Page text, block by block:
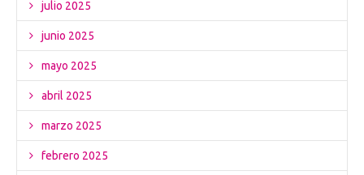
julio 2025
junio 2025
mayo 2025
abril 2025
marzo 2025
febrero 2025